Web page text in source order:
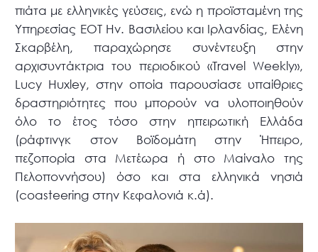
πιάτα με ελληνικές γεύσεις, ενώ η προϊσταμένη της
Υπηρεσίας ΕΟΤ Ην. Βασιλείου και Ιρλανδίας, Ελένη
Σκαρβέλη, παραχώρησε συνέντευξη στην
αρχισυντάκτρια του περιοδικού «Travel Weekly»,
Lucy Huxley, στην οποία παρουσίασε υπαίθριες
δραστηριότητες που μπορούν να υλοποιηθούν
όλο το έτος τόσο στην ηπειρωτική Ελλάδα
(ράφτινγκ στον Βοϊδομάτη στην Ήπειρο,
πεζοπορία στα Μετέωρα ή στο Μαίναλο της
Πελοποννήσου) όσο και στα ελληνικά νησιά
(coasteering στην Κεφαλονιά κ.ά).